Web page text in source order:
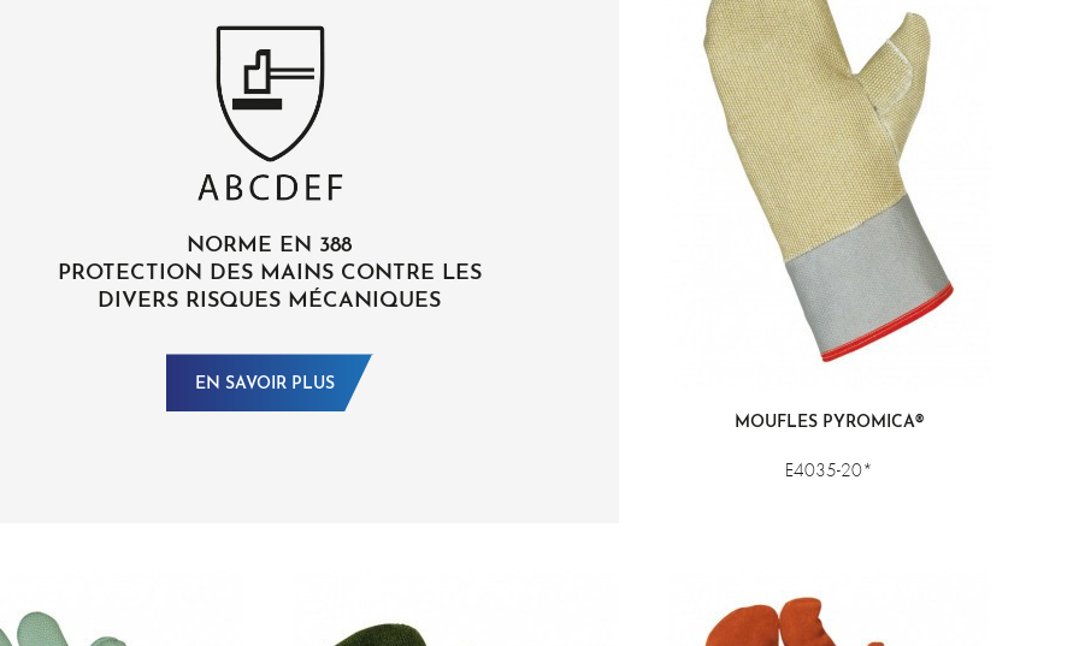
NORME EN 388
PROTECTION DES MAINS CONTRE LES
DIVERS RISQUES MÉCANIQUES
EN SAVOIR PLUS
MOUFLES PYROMICA®
E4035-20*